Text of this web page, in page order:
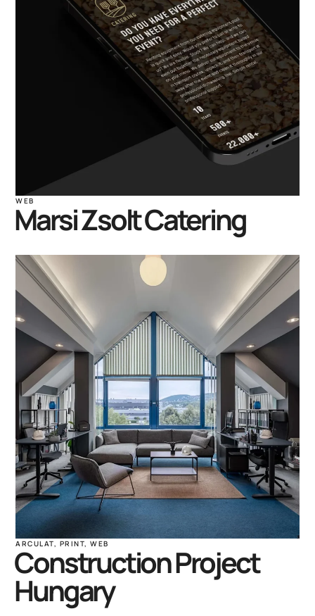
WEB
Marsi Zsolt Catering
ARCULAT, PRINT,WEB
Construction Project
Hungary